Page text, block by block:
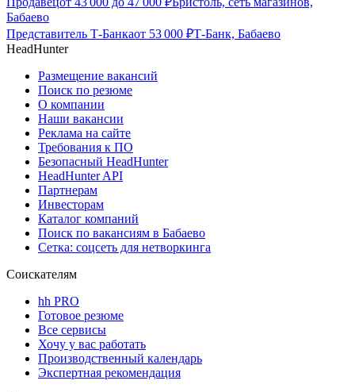
Бабаево
Представитель Т-Банкаот 53 000 ₽Т-Банк, Бабаево
HeadHunter
Размещение вакансий
Поиск по резюме
О компании
Наши вакансии
Реклама на сайте
Требования к ПО
Безопасный HeadHunter
HeadHunter API
Партнерам
Инвесторам
Каталог компаний
Поиск по вакансиям в Бабаево
Сетка: соцсеть для нетворкинга
Соискателям
hh PRO
Готовое резюме
Все сервисы
Хочу у вас работать
Производственный календарь
Экспертная рекомендация